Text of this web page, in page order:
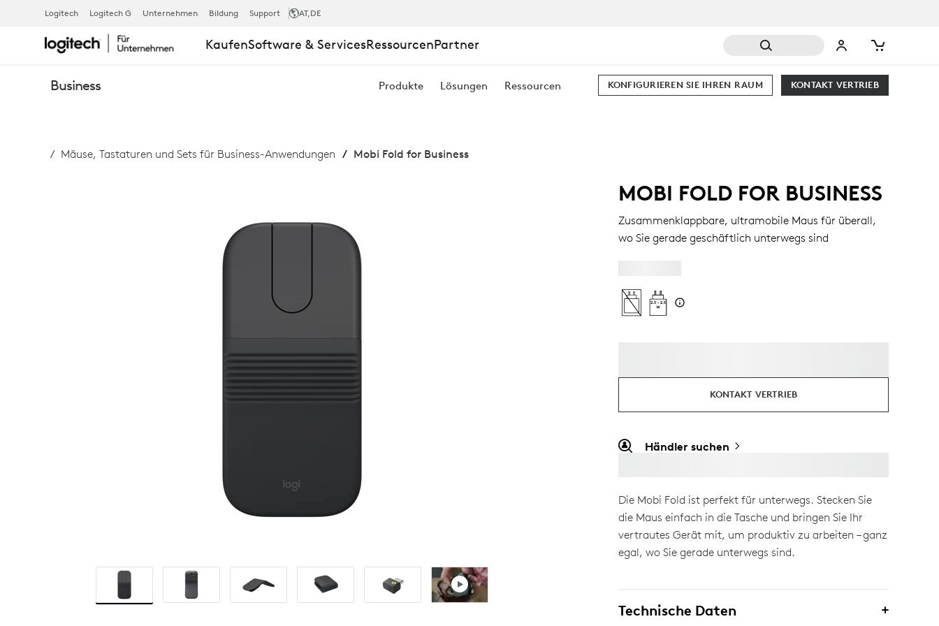
MOBI
FOLD
FOR
Logitech Logitech G Unternehmen Bildung Support AT,DE
KaufenSoftware & ServicesRessourcenPartner
Business Produkte Lösungen Ressourcen KONTAKT VERTRIEB
KONFIGURIEREN SIE IHREN RAUM
Mäuse, Tastaturen und Sets für Business-Anwendungen Mobi Fold for Business
MOBI FOLD FOR BUSINESS
Zusammenklappbare, ultramobile Maus für überall,
wo Sie gerade geschäftlich unterwegs sind
KONTAKT VERTRIEB
Händler suchen
Die Mobi Fold ist perfekt für unterwegs. Stecken Sie
die Maus einfach in die Tasche und bringen Sie Ihr
vertrautes Gerät mit, um produktiv zu arbeiten – ganz
egal, wo Sie gerade unterwegs sind.
Technische Daten